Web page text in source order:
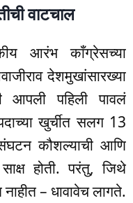
वाटचाल
आरंभ काँग्रेसच्या
देशमुखांसारख्या
आपली पहिली पावलं
खुर्चीत सलग 13
संघटन कौशल्याची आणि
होती. परंतु, जिथे
– धावावेच लागते.